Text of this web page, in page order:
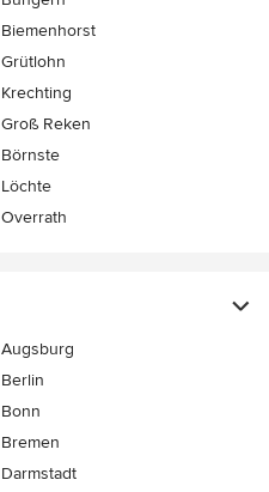
Biemenhorst
Grütlohn
Krechting
Groß Reken
Börnste
Löchte
Overrath
Augsburg
Berlin
Bonn
Bremen
Darmstadt